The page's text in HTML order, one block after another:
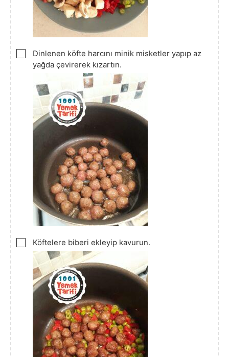
▢
Dinlenen köfte harcını minik misketler yapıp az
yağda çevirerek kızartın.
▢
Köftelere biberi ekleyip kavurun.